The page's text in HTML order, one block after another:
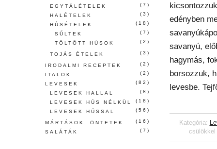
edényben
savanyú,
hagymás,
borsozzuk,
levesbe.
Kategória:
csülökkel
EGYTÁLÉTELEK
(7)
HALÉTELEK
(3)
HÚSÉTELEK
(18)
SŰLTEK
(7)
TÖLTÖTT HÚSOK
(2)
TOJÁS ÉTELEK (3)
IRODALMI RECEPTEK
(2)
ITALOK
(2)
LEVESEK
(82)
LEVESEK HALLAL
(8)
LEVESEK HÚS NÉLKÜL
(18)
LEVESEK HÚSSAL
(56)
MÁRTÁSOK, ÖNTETEK
(16)
SALÁTÁK
(7)